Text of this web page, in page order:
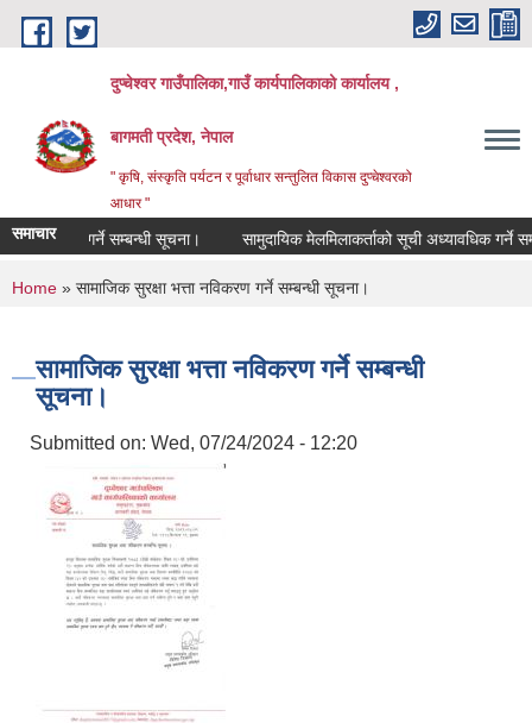
Skip to main content
दुप्चेश्वर गाउँपालिका,गाउँ कार्यपालिकाको कार्यालय ,
बागमती प्रदेश, नेपाल
" कृषि, संस्कृति पर्यटन र पूर्वाधार सन्तुलित विकास दुप्चेश्वरको
आधार "
समाचार
दर्ता गर्ने सम्बन्धी सूचना। सामुदायिक मेलमिलाकर्ताको सूची अध्यावधिक गर्ने
You are here
Home » सामाजिक सुरक्षा भत्ता नविकरण गर्ने सम्बन्धी सूचना।
सामाजिक सुरक्षा भत्ता नविकरण गर्ने सम्बन्धी
सूचना।
Submitted on: Wed, 07/24/2024 - 12:20